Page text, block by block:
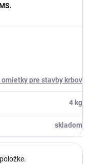
pre stavby krbov
4 kg
skladom